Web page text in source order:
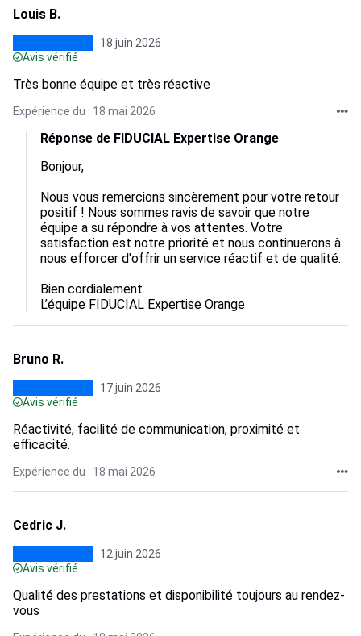
Louis B.
18 juin 2026
Avis vérifié
Très bonne équipe et très réactive
Expérience du : 18 mai 2026
Réponse de FIDUCIAL Expertise Orange
Bonjour,
Nous vous remercions sincèrement pour votre retour
positif ! Nous sommes ravis de savoir que notre
équipe a su répondre à vos attentes. Votre
satisfaction est notre priorité et nous continuerons à
nous efforcer d'offrir un service réactif et de qualité.
Bien cordialement.
L’équipe FIDUCIAL Expertise Orange
Bruno R.
17 juin 2026
Avis vérifié
Réactivité, facilité de communication, proximité et
efficacité.
Expérience du : 18 mai 2026
Cedric J.
12 juin 2026
Avis vérifié
Qualité des prestations et disponibilité toujours au rendez-
vous